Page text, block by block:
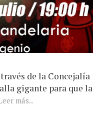
de la Concejalía
gigante para que la
más...